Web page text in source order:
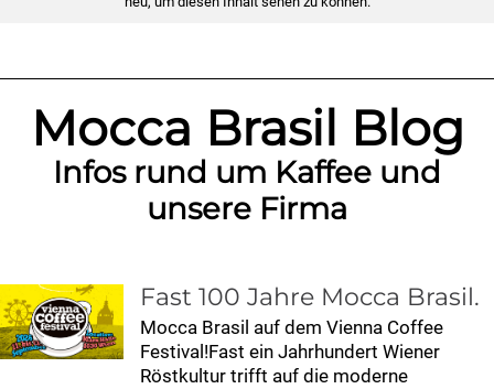
go
to
users
can
use
Mocca Brasil Blog
Infos rund um Kaffee und
unsere Firma
Fast 100 Jahre Mocca Brasil.
Mocca Brasil auf dem Vienna Coffee
Festival!Fast ein Jahrhundert Wiener
Röstkultur trifft auf die moderne